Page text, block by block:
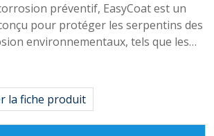
préventif, EasyCoat est un
pour protéger les serpentins des
environnementaux, tels que les
salines et l’ammoniac
rapide, imperméable à l’eau et
garantit une protection à long
la fiche produit